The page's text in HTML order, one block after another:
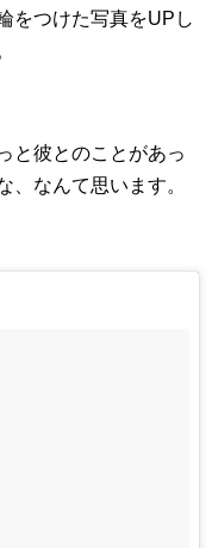
をつけた写真をUPし
と彼とのことがあっ
、なんて思います。